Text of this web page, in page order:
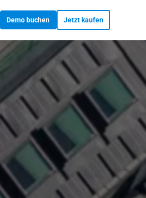
Demo buchen Jetzt kaufen